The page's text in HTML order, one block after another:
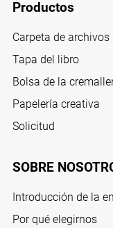
Productos
Carpeta de archivos
Tapa del libro
Bolsa de la
Papelería creativa
Solicitud
SOBRE
Introducción de la
Por qué elegirnos